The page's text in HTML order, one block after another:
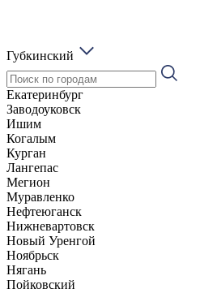
Губкинский
Екатеринбург
Заводоуковск
Ишим
Когалым
Курган
Лангепас
Мегион
Муравленко
Нефтеюганск
Нижневартовск
Новый Уренгой
Ноябрьск
Нягань
Пойковский